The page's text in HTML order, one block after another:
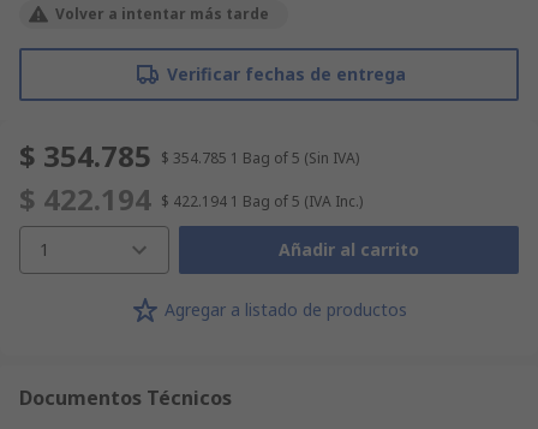
Volver a intentar más tarde
Verificar fechas de entrega
$ 354.785 $ 354.785 1 Bag of 5 (Sin IVA)
$ 422.194 $ 422.194 1 Bag of 5 (IVA Inc.)
1 Añadir al carrito
Agregar a listado de productos
Documentos Técnicos